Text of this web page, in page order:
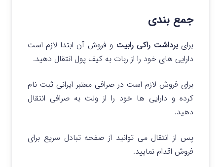
جمع بندی
برایبرداشت راکی رابیت و فروش آن ابتدا لازم است
دارایی های خود را از ربات به کیف پول انتقال دهید.
برای فروش لازم است در صرافی معتبر ایرانی ثبت نام
کرده و دارایی ها خود را از ولت به صرافی انتقال
دهید.
پس از انتقال می توانید از صفحه تبادل سریع برای
فروش اقدام نمایید.